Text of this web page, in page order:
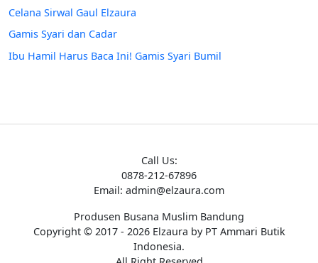
Celana Sirwal Gaul Elzaura
Gamis Syari dan Cadar
Ibu Hamil Harus Baca Ini! Gamis Syari Bumil
Call Us:
0878-212-67896
Email: admin@elzaura.com
Produsen Busana Muslim Bandung
Copyright © 2017 - 2026 Elzaura by PT Ammari Butik
Indonesia.